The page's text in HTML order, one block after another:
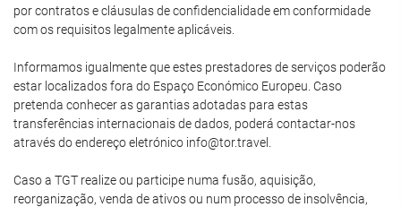
por contratos e cláusulas de confidencialidade em conformidade
com os requisitos legalmente aplicáveis.
Informamos igualmente que estes prestadores de serviços poderão
estar localizados fora do Espaço Económico Europeu. Caso
pretenda conhecer as garantias adotadas para estas
transferências internacionais de dados, poderá contactar-nos
através do endereço eletrónico info@tor.travel.
Caso a TGT realize ou participe numa fusão, aquisição,
reorganização, venda de ativos ou num processo de insolvência,